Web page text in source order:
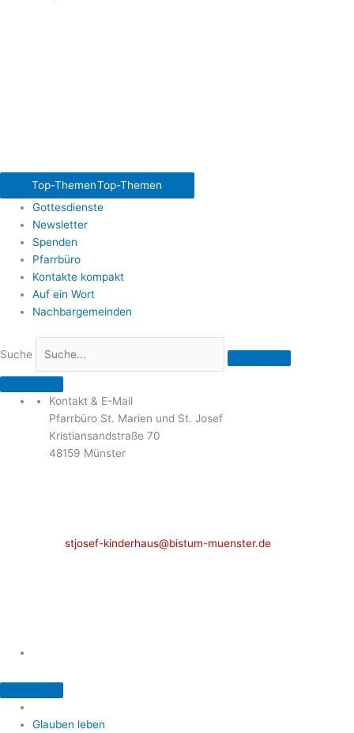
Top-ThemenTop-Themen
Gottesdienste
Newsletter
Spenden
Pfarrbüro
Kontakte kompakt
Auf ein Wort
Nachbargemeinden
Suche
Kontakt & E-Mail
Pfarrbüro St. Marien und St. Josef
Kristiansandstraße 70
48159 Münster
stjosef-kinderhaus@bistum-muenster.de
Glauben leben